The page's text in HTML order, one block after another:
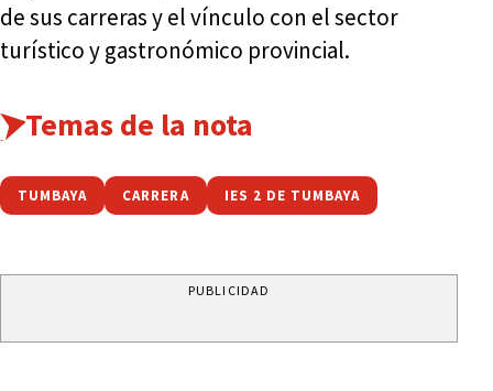
de sus carreras y el vínculo con el sector
turístico y gastronómico provincial.
Temas de la nota
TUMBAYA CARRERA IES 2 DE TUMBAYA
PUBLICIDAD